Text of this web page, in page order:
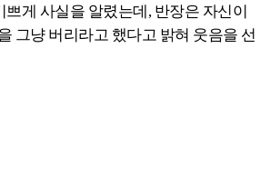
쁘게 사실을 알렸는데, 반장은 자신이
그냥 버리라고 했다고 밝혀 웃음을 선